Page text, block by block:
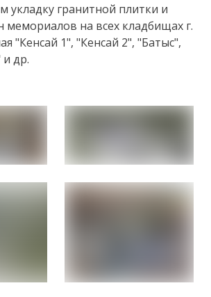
гранитной плитки и
мемориалов на всех кладбищах г.
"Кенсай 1", "Кенсай 2", "Батыс",
др.